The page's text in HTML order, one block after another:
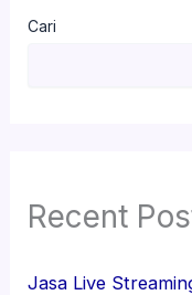
Cari
Recent
Jasa Live